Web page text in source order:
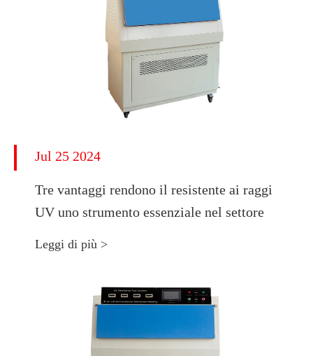
Jul 25 2024
Tre vantaggi rendono il resistente ai raggi
UV uno strumento essenziale nel settore
Leggi di più >